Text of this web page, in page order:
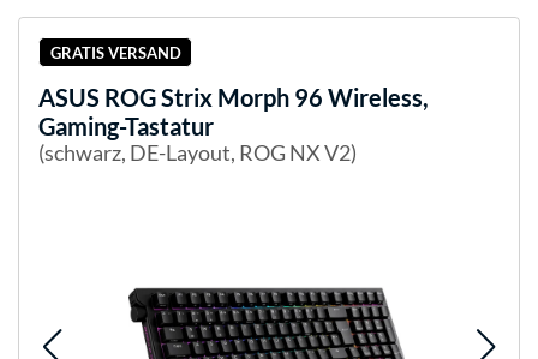
GRATIS VERSAND
ASUS ROG Strix Morph 96 Wireless,
Gaming-Tastatur
(schwarz, DE-Layout, ROG NX V2)